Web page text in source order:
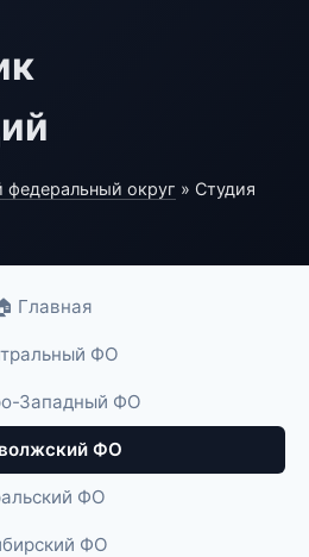
округ » Студия
Главная
ФО
Западный ФО
ФО
ФО
ФО